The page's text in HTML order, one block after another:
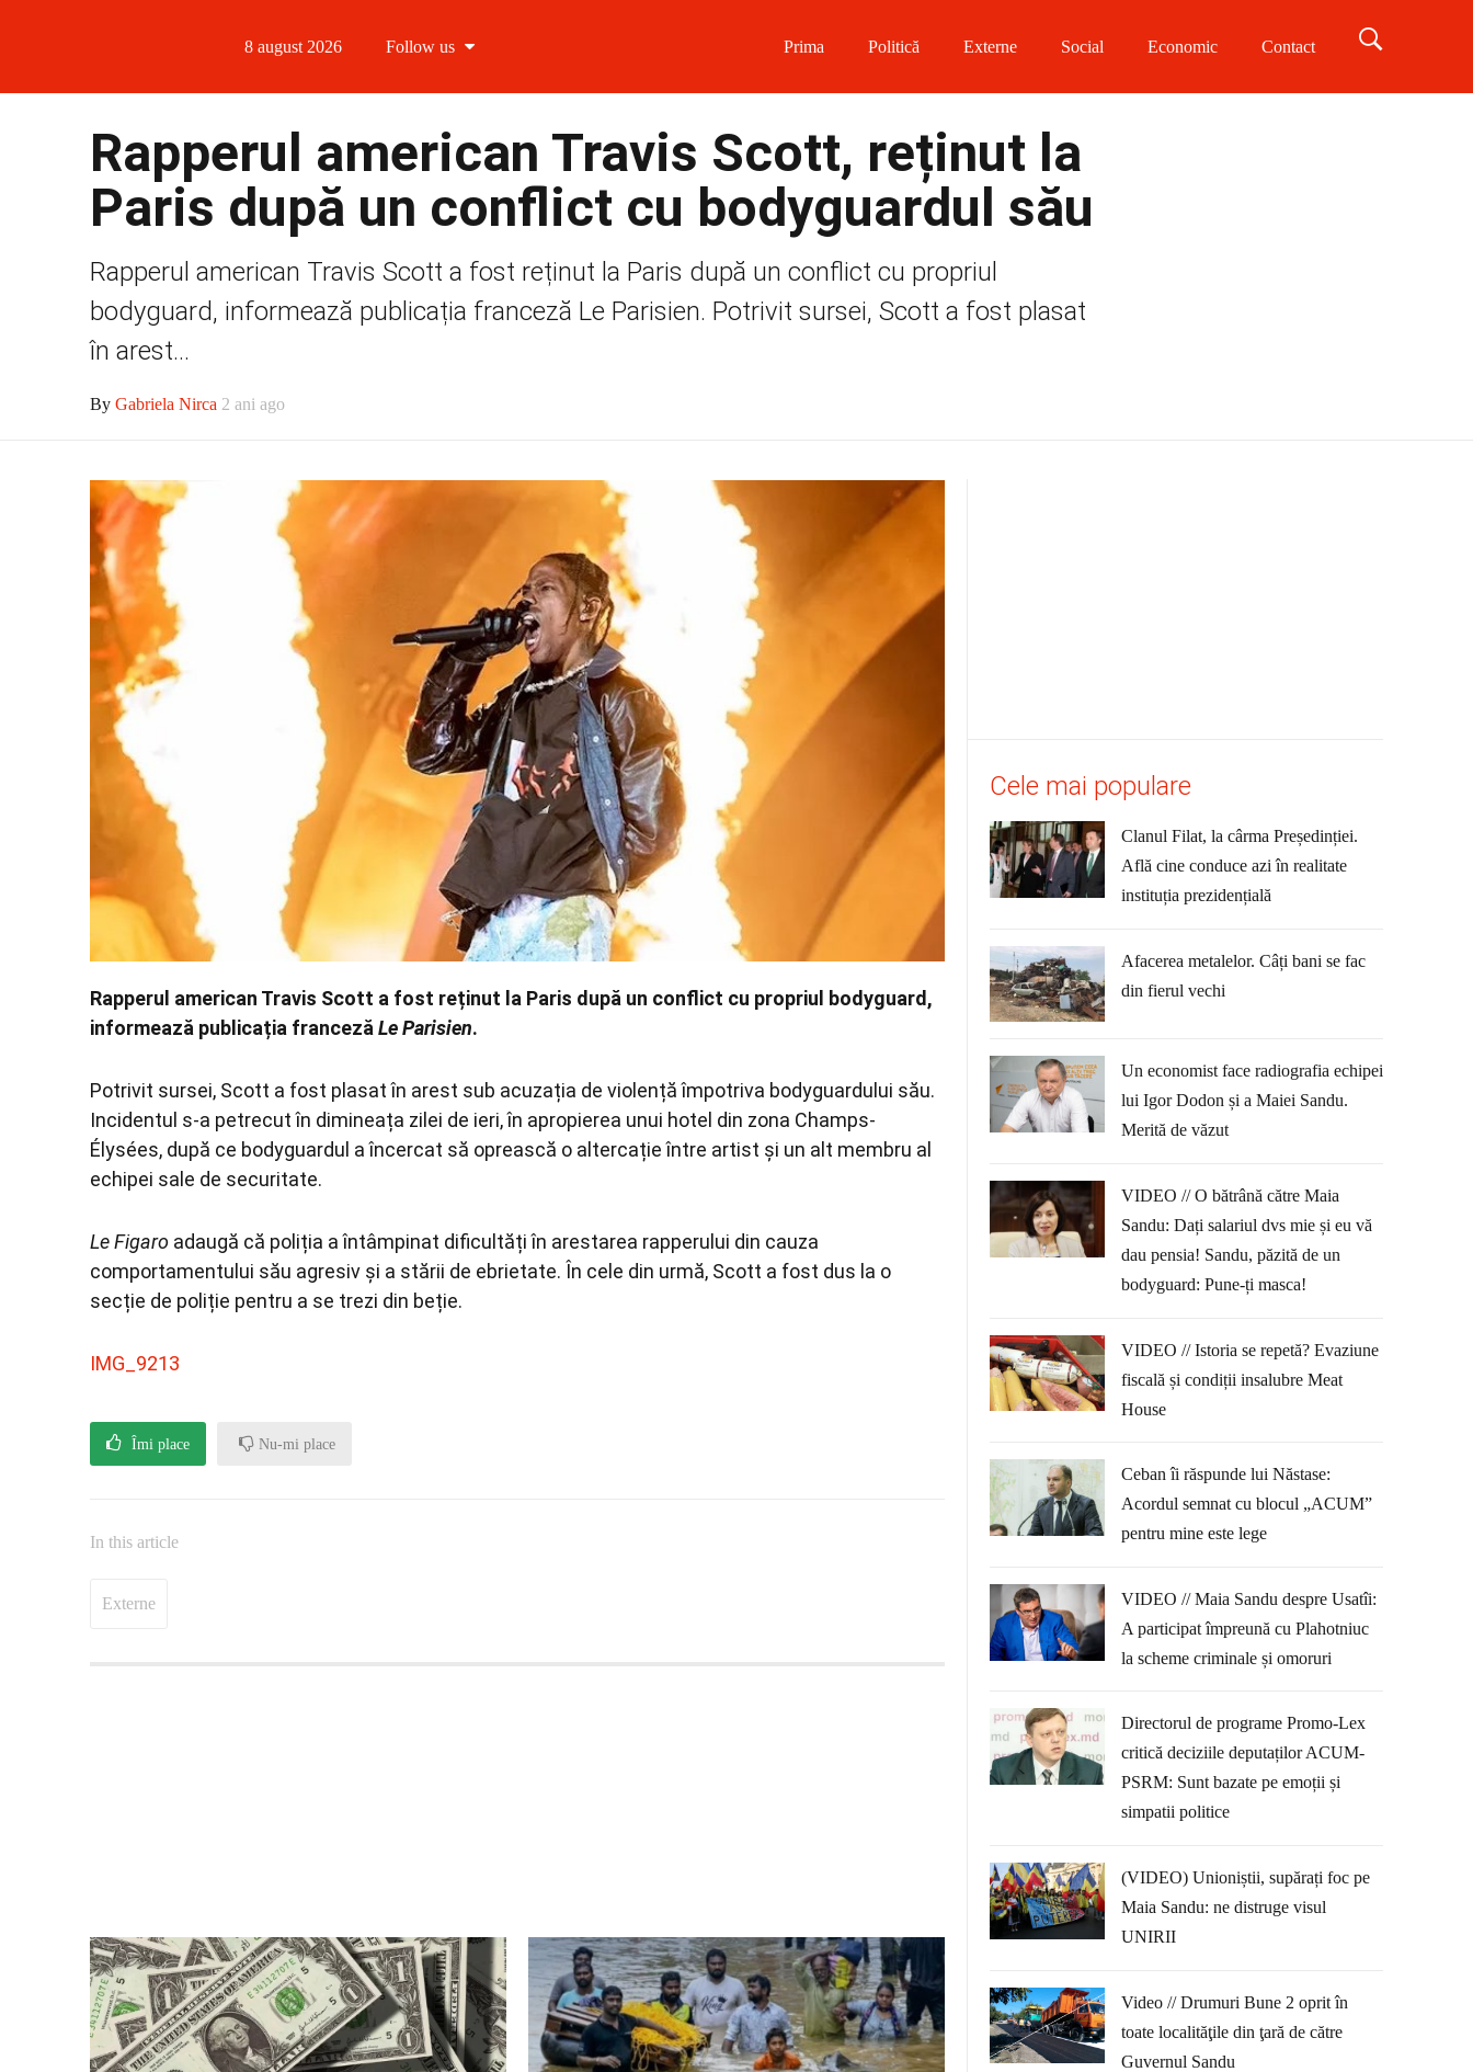
8 august 2026 Follow us
Follow us on Twitter
Follow us on Telegram
Prima Politică Externe Social Economic Contact
Rapperul american Travis Scott, reținut la
Paris după un conflict cu bodyguardul său
Rapperul american Travis Scott a fost reținut la Paris după un conflict cu propriul
bodyguard, informează publicația franceză Le Parisien. Potrivit sursei, Scott a fost plasat
în arest...
By Gabriela Nirca 2 ani ago
Rapperul american Travis Scott a fost reținut la Paris după un conflict cu propriul bodyguard,
informează publicația franceză Le Parisien.
Potrivit sursei, Scott a fost plasat în arest sub acuzația de violență împotriva bodyguardului său.
Incidentul s-a petrecut în dimineața zilei de ieri, în apropierea unui hotel din zona Champs-
Élysées, după ce bodyguardul a încercat să oprească o altercație între artist și un alt membru al
echipei sale de securitate.
Le Figaro adaugă că poliția a întâmpinat dificultăți în arestarea rapperului din cauza
comportamentului său agresiv și a stării de ebrietate. În cele din urmă, Scott a fost dus la o
secție de poliție pentru a se trezi din beție.
IMG_9213
Îmi place Nu-mi place
In this article
Externe
Cele mai populare
Clanul Filat, la cârma Președinției.
Află cine conduce azi în realitate
instituția prezidențială
Afacerea metalelor. Câți bani se fac
din fierul vechi
Un economist face radiografia echipei
lui Igor Dodon și a Maiei Sandu.
Merită de văzut
VIDEO // O bătrână către Maia
Sandu: Dați salariul dvs mie și eu vă
dau pensia! Sandu, păzită de un
bodyguard: Pune-ți masca!
VIDEO // Istoria se repetă? Evaziune
fiscală și condiții insalubre Meat
House
Ceban îi răspunde lui Năstase:
Acordul semnat cu blocul „ACUM”
pentru mine este lege
VIDEO // Maia Sandu despre Usatîi:
A participat împreună cu Plahotniuc
la scheme criminale și omoruri
Directorul de programe Promo-Lex
critică deciziile deputaților ACUM-
PSRM: Sunt bazate pe emoții și
simpatii politice
(VIDEO) Unioniștii, supărați foc pe
Maia Sandu: ne distruge visul
UNIRII
Video // Drumuri Bune 2 oprit în
toate localităţile din ţară de către
Guvernul Sandu